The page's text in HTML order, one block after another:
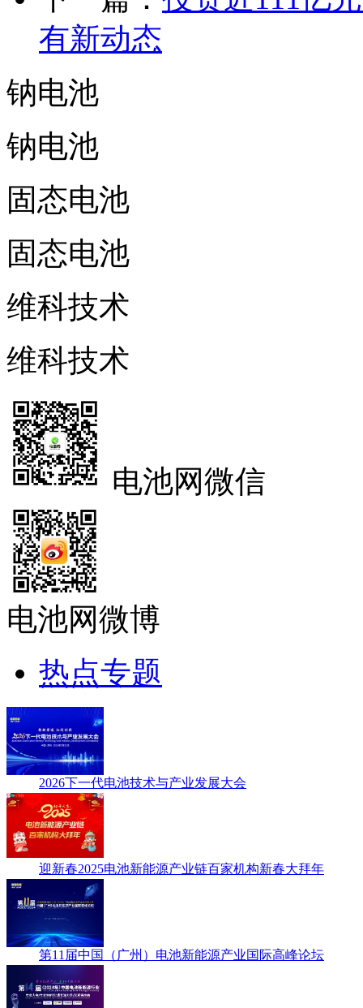
有新动态
钠电池
钠电池
固态电池
固态电池
维科技术
维科技术
电池网微信
电池网微博
热点专题
2026下一代电池技术与产业发展大会
迎新春2025电池新能源产业链百家机构新春大拜年
第11届中国（广州）电池新能源产业国际高峰论坛